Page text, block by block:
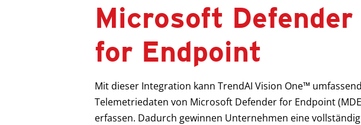
Microsoft Defender
for Endpoint
Mit dieser Integration kann TrendAI Vision One™
Telemetriedaten von Microsoft Defender for Endpoint
erfassen. Dadurch gewinnen Unternehmen eine